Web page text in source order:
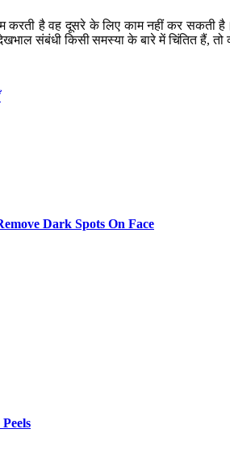
है वह दूसरे के लिए काम नहीं कर सकती
संबंधी किसी समस्या के बारे में चिंतित हैं, तो
Dark Spots On Face